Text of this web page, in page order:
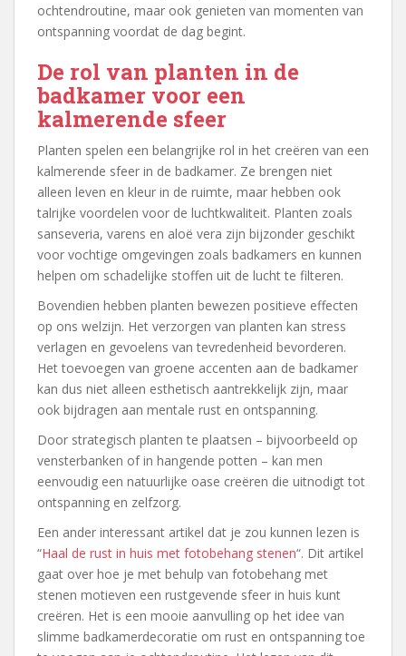
ochtendroutine, maar ook genieten van momenten van
ontspanning voordat de dag begint.
De rol van planten in de
badkamer voor een
kalmerende sfeer
Planten spelen een belangrijke rol in het creëren van een
kalmerende sfeer in de badkamer. Ze brengen niet
alleen leven en kleur in de ruimte, maar hebben ook
talrijke voordelen voor de luchtkwaliteit. Planten zoals
sanseveria, varens en aloë vera zijn bijzonder geschikt
voor vochtige omgevingen zoals badkamers en kunnen
helpen om schadelijke stoffen uit de lucht te filteren.
Bovendien hebben planten bewezen positieve effecten
op ons welzijn. Het verzorgen van planten kan stress
verlagen en gevoelens van tevredenheid bevorderen.
Het toevoegen van groene accenten aan de badkamer
kan dus niet alleen esthetisch aantrekkelijk zijn, maar
ook bijdragen aan mentale rust en ontspanning.
Door strategisch planten te plaatsen – bijvoorbeeld op
vensterbanken of in hangende potten – kan men
eenvoudig een natuurlijke oase creëren die uitnodigt tot
ontspanning en zelfzorg.
Een ander interessant artikel dat je zou kunnen lezen is
“Haal de rust in huis met fotobehang stenen“. Dit artikel
gaat over hoe je met behulp van fotobehang met
stenen motieven een rustgevende sfeer in huis kunt
creëren. Het is een mooie aanvulling op het idee van
slimme badkamerdecoratie om rust en ontspanning toe